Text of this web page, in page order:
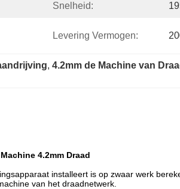
Snelheid:
Levering Vermogen:
, 4.2mm de Machine van
4.2mm Draad
installeert is op zwaar werk
van het draadnetwerk.